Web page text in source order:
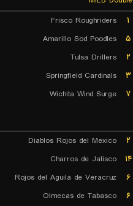
۱
Frisco Roughriders
۵
Amarillo Sod Poodles
۲
Tulsa Drillers
۳
Springfield Cardinals
۷ Wichita Wind Surge
۲
Diablos Rojos del Mexico
۱۴
Charros de Jalisco
۶
Rojos del Aguila de Veracruz
۶
Olmecas de Tabasco